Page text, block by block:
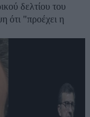
δελτίου του
ότι "προέχει η